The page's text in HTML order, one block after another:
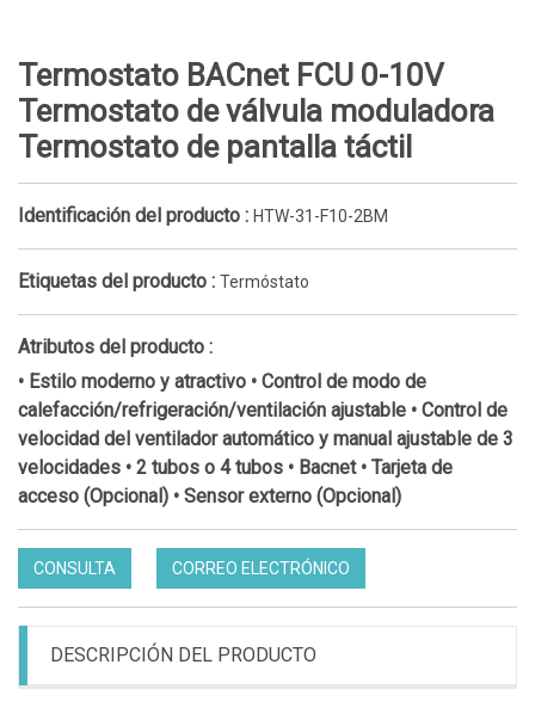
Termostato BACnet FCU 0-10V
Termostato de válvula moduladora
Termostato de pantalla táctil
Identificación del producto : HTW-31-F10-2BM
Etiquetas del producto : Termóstato
Atributos del producto :
• Estilo moderno y atractivo • Control de modo de
calefacción/refrigeración/ventilación ajustable • Control de
velocidad del ventilador automático y manual ajustable de 3
velocidades • 2 tubos o 4 tubos • Bacnet • Tarjeta de
acceso (Opcional) • Sensor externo (Opcional)
CONSULTA CORREO ELECTRÓNICO
DESCRIPCIÓN DEL PRODUCTO